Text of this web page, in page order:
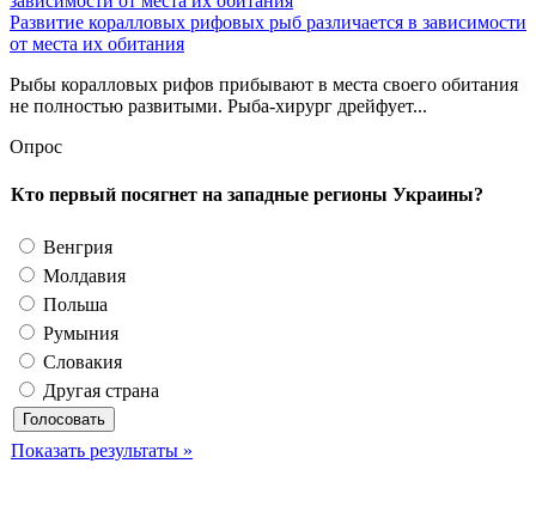
Развитие коралловых рифовых рыб различается в зависимости
от места их обитания
Рыбы коралловых рифов прибывают в места своего обитания
не полностью развитыми. Рыба-хирург дрейфует...
Опрос
Кто первый посягнет на западные регионы Украины?
Венгрия
Молдавия
Польша
Румыния
Словакия
Другая страна
Показать результаты »